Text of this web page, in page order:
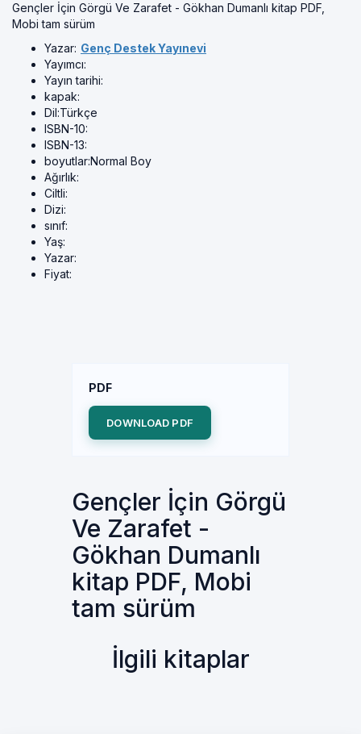
Gençler İçin Görgü Ve Zarafet - Gökhan Dumanlı kitap PDF,
Mobi tam sürüm
Yazar: Genç Destek Yayınevi
Yayımcı:
Yayın tarihi:
kapak:
Dil:Türkçe
ISBN-10:
ISBN-13:
boyutlar:Normal Boy
Ağırlık:
Ciltli:
Dizi:
sınıf:
Yaş:
Yazar:
Fiyat:
PDF
DOWNLOAD PDF
Gençler İçin Görgü
Ve Zarafet -
Gökhan Dumanlı
kitap PDF, Mobi
tam sürüm
İlgili kitaplar